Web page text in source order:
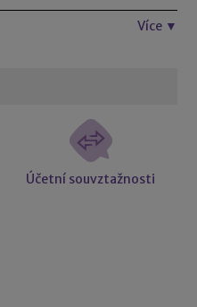
Více ▼
Účetní souvztažnosti